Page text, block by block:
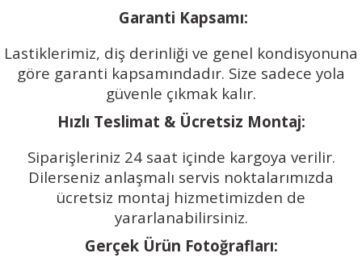
Garanti Kapsamı:
Lastiklerimiz, diş derinliği ve genel kondisyonuna
göre garanti kapsamındadır. Size sadece yola
güvenle çıkmak kalır.
Hızlı Teslimat & Ücretsiz Montaj:
Siparişleriniz 24 saat içinde kargoya verilir.
Dilerseniz anlaşmalı servis noktalarımızda
ücretsiz montaj hizmetimizden de
yararlanabilirsiniz.
Gerçek Ürün Fotoğrafları: